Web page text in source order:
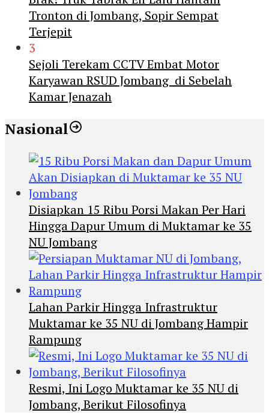
Tronton di Jombang, Sopir Sempat
Terjepit
3
Sejoli Terekam CCTV Embat Motor
Karyawan RSUD Jombang di Sebelah
Kamar Jenazah
Nasional
Disiapkan 15 Ribu Porsi Makan Per Hari
Hingga Dapur Umum di Muktamar ke 35
NU Jombang
Lahan Parkir Hingga Infrastruktur
Muktamar ke 35 NU di Jombang Hampir
Rampung
Resmi, Ini Logo Muktamar ke 35 NU di
Jombang, Berikut Filosofinya